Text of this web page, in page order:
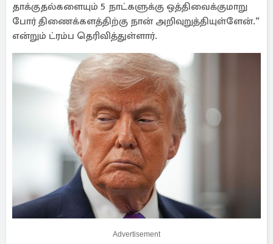
தாக்குதல்களையும் 5 நாட்களுக்கு ஒத்திவைக்குமாறு
போர் திணைக்களத்திற்கு நான் அறிவுறுத்தியுள்ளேன்.“
என்றும் ட்ரம்ப தெரிவித்துள்ளார்.
Advertisement